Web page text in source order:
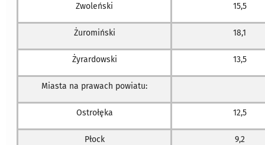
Zwoleński 15,5
Żuromiński 18,1
Żyrardowski 13,5
Miasta na prawach powiatu:
Ostrołęka 12,5
Płock 9,2